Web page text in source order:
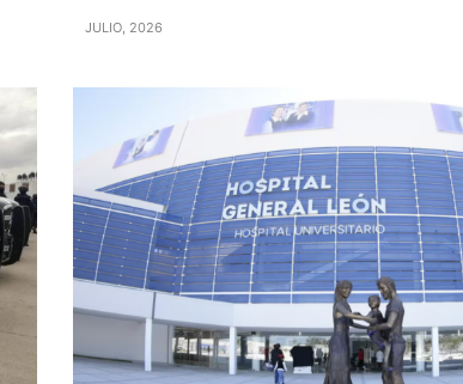
JULIO, 2026